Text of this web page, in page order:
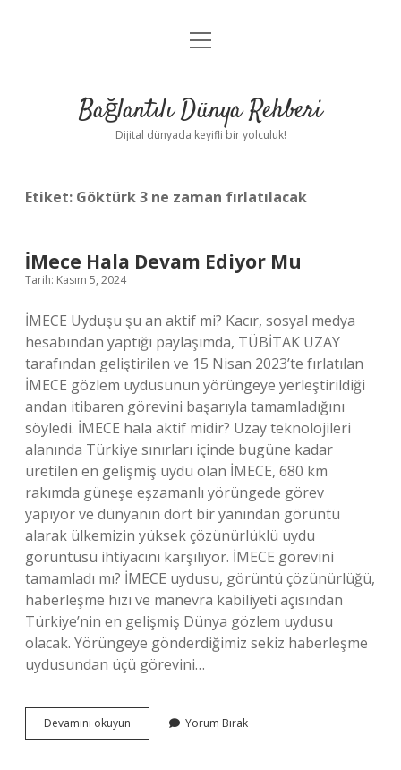
Anasayfa
Yasal Uyarı
menüyü
Bağlantılı Dünya Rehberi
Dijital dünyada keyifli bir yolculuk!
Etiket: Göktürk 3 ne zaman fırlatılacak
İMece Hala Devam Ediyor Mu
Tarih: Kasım 5, 2024
İMECE Uyduşu şu an aktif mi? Kacır, sosyal medya
hesabından yaptığı paylaşımda, TÜBİTAK UZAY
tarafından geliştirilen ve 15 Nisan 2023’te fırlatılan
İMECE gözlem uydusunun yörüngeye yerleştirildiği
andan itibaren görevini başarıyla tamamladığını
söyledi. İMECE hala aktif midir? Uzay teknolojileri
alanında Türkiye sınırları içinde bugüne kadar
üretilen en gelişmiş uydu olan İMECE, 680 km
rakımda güneşe eşzamanlı yörüngede görev
yapıyor ve dünyanın dört bir yanından görüntü
alarak ülkemizin yüksek çözünürlüklü uydu
görüntüsü ihtiyacını karşılıyor. İMECE görevini
tamamladı mı? İMECE uydusu, görüntü çözünürlüğü,
haberleşme hızı ve manevra kabiliyeti açısından
Türkiye’nin en gelişmiş Dünya gözlem uydusu
olacak. Yörüngeye gönderdiğimiz sekiz haberleşme
uydusundan üçü görevini…
Devamını okuyun
Hala
Yorum Bırak